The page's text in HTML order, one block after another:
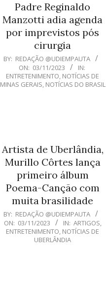
Padre Reginaldo
Manzotti adia agenda
por imprevistos pós
cirurgia
2023-
03
BY: REDAÇÃO @UDIEMPAUTA
ON: 03/11/2023
IN:
ENTRETENIMENTO, NOTÍCIAS DE
MINAS GERAIS, NOTÍCIAS DO BRASIL
Artista de Uberlândia,
Murillo Côrtes lança
primeiro álbum
Poema-Canção com
muita brasilidade
2023-
11-
BY: REDAÇÃO @UDIEMPAUTA
ON: 03/11/2023 IN: ARTIGOS,
ENTRETENIMENTO, NOTÍCIAS DE
UBERLÂNDIA